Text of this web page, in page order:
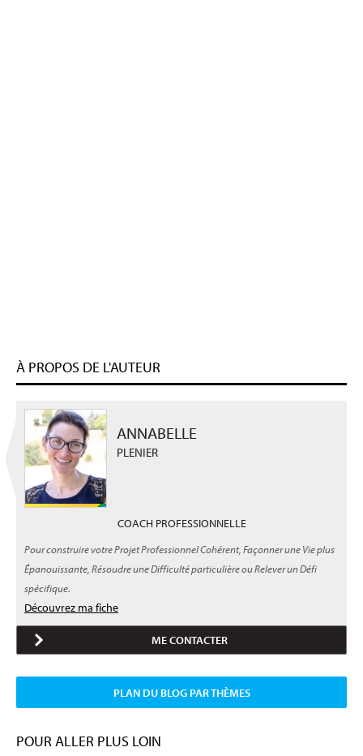
À PROPOS DE L'AUTEUR
ANNABELLE
PLENIER
COACH PROFESSIONNELLE
Pour construire votre Projet Professionnel Cohérent, Façonner une Vie plus
Épanouissante, Résoudre une Difficulté particulière ou Relever un Défi
spécifique.
Découvrez ma fiche
ME CONTACTER
PLAN DU BLOG PAR THÈMES
POUR ALLER PLUS LOIN